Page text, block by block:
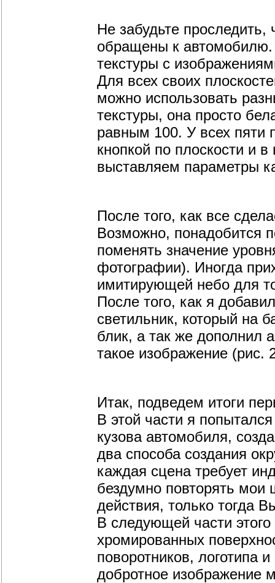
Не забудьте
обращены к автомобилю.
текстуры с
Для всех своих
можно использовать
текстуры, она просто
равным 100. У всех пяти
кнопкой по плоскости
выставляем параметры
После того, как все
Возможно, понадобится
поменять значение
фотографии). Иногда
имитирующей небо для
После того, как я
светильник, который на
блик, а так же дополнил
такое изображение (рис.
Итак, подведем итоги
В этой части я
кузова автомобиля,
два способа создания
каждая сцена требует
бездумно повторять мои
действия, только тогда
В следующей части
хромированных
поворотников, логотипа
добротное изображение